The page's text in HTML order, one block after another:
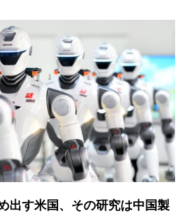
出す米国、その研究は中国製